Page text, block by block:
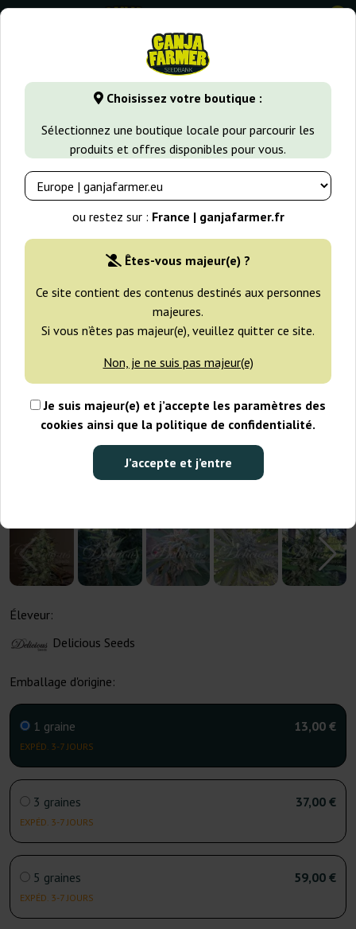
Choisissez votre boutique :
Sélectionnez une boutique locale pour parcourir les
produits et offres disponibles pour vous.
ou restez sur : France | ganjafarmer.fr
Êtes-vous majeur(e) ?
Ce site contient des contenus destinés aux personnes
majeures.
Si vous n’êtes pas majeur(e), veuillez quitter ce site.
Non, je ne suis pas majeur(e)
Je suis majeur(e) et j’accepte les paramètres des
cookies ainsi que la politique de confidentialité.
J’accepte et j’entre
0
GanjaFarmer.fr Types de Graines Graines de Cannabis
Éleveur:
Delicious Seeds
Emballage d'origine:
1 graine
EXPÉD. 3-7 JOURS
13,00 €
3 graines
EXPÉD. 3-7 JOURS
37,00 €
5 graines
EXPÉD. 3-7 JOURS
59,00 €